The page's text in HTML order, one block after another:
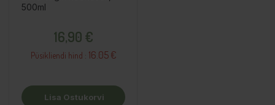
500ml
16,90 €
Püsikliendi hind : 16.05 €
Lisa Ostukorvi